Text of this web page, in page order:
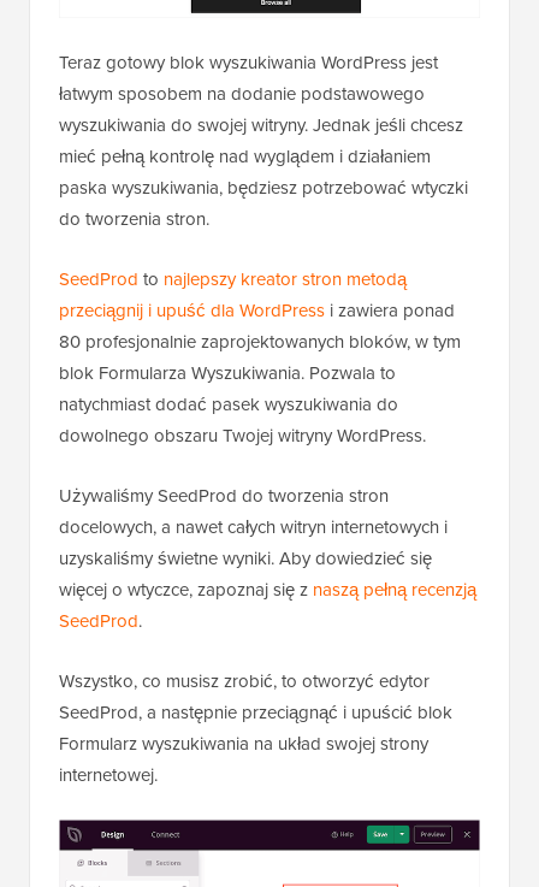
Teraz gotowy blok wyszukiwania WordPress jest
łatwym sposobem na dodanie podstawowego
wyszukiwania do swojej witryny. Jednak jeśli chcesz
mieć pełną kontrolę nad wyglądem i działaniem
paska wyszukiwania, będziesz potrzebować wtyczki
do tworzenia stron.
SeedProd to najlepszy kreator stron metodą
przeciągnij i upuść dla WordPress i zawiera ponad
80 profesjonalnie zaprojektowanych bloków, w tym
blok Formularza Wyszukiwania. Pozwala to
natychmiast dodać pasek wyszukiwania do
dowolnego obszaru Twojej witryny WordPress.
Używaliśmy SeedProd do tworzenia stron
docelowych, a nawet całych witryn internetowych i
uzyskaliśmy świetne wyniki. Aby dowiedzieć się
więcej o wtyczce, zapoznaj się z naszą pełną recenzją
SeedProd.
Wszystko, co musisz zrobić, to otworzyć edytor
SeedProd, a następnie przeciągnąć i upuścić blok
Formularz wyszukiwania na układ swojej strony
internetowej.